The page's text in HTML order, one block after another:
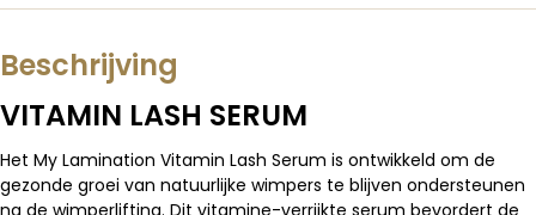
Beschrijving
VITAMIN LASH SERUM
Het My Lamination Vitamin Lash Serum is ontwikkeld om de
gezonde groei van natuurlijke wimpers te blijven ondersteunen